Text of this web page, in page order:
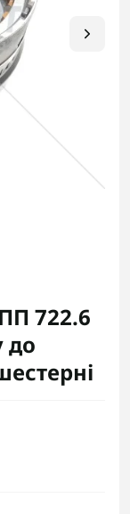
722.6
до